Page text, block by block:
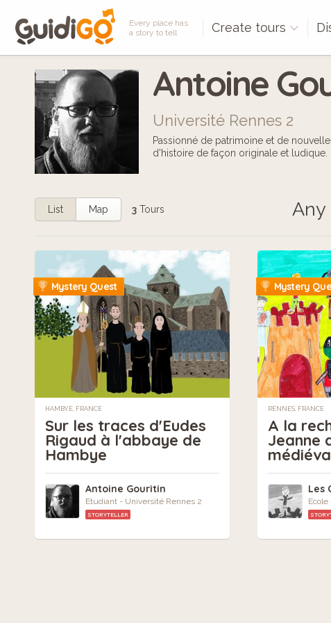
Every place has
a story to tell
Create tours
Antoine
Université Rennes 2
Passionné de patrimoine et de
d'histoire de façon originale et ludique.
List Map 3 Tours
Mystery Quest
HAMBYE, FRANCE
Sur les traces d'Eudes
Rigaud à l'abbaye de
Hambye
Antoine Gouritin
Etudiant - Université Rennes 2
STORYTELLER
Mystery
RENNES, FRANCE
A la
Jeanne
Les